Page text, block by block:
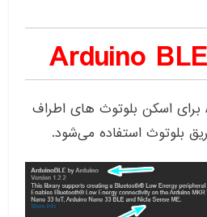
از کتابخانه Arduino BLE برای اسکن بلوتوث های اطراف
بلوتوث استفاده می‌شود.